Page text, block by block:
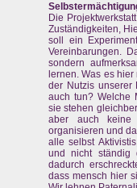
Die
Zuständigkeiten,
soll ein
Vereinbarungen.
sondern
lernen. Was es
der Nutzis unserer
auch tun? Welche
sie stehen
aber auch keine
organisieren und
alle selbst
und nicht ständig
dadurch
dass mensch hier